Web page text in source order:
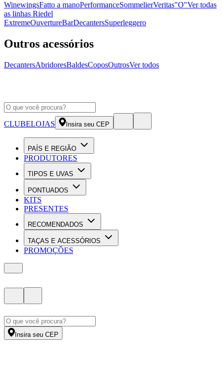
WinewingsFatto a manoPerformanceSommelierVeritas"O"Ver todas
as linhas Riedel
ExtremeOuvertureBarDecantersSuperleggero
Outros acessórios
DecantersAbridoresBaldesCoposOutrosVer todos
CLUBELOJAS Insira seu CEP
PAÍS E REGIÃO
PRODUTORES
TIPOS E UVAS
PONTUADOS
KITS
PRESENTES
RECOMENDADOS
TAÇAS E ACESSÓRIOS
PROMOÇÕES
Insira seu CEP